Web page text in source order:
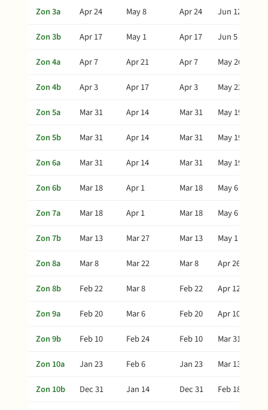
Zon 3a
Apr 24 May 8 Apr 24
Jun 12
Zon 3b
Apr 17 May 1 Apr 17
Jun 5
Zon 4a
Apr 7 Apr 21 Apr 7
May 26
Zon 4b
Apr 3 Apr 17 Apr 3
May 22
Zon 5a
Mar 31 Apr 14 Mar 31
May 19
Zon 5b
Mar 31 Apr 14 Mar 31
May 19
Zon 6a
Mar 31 Apr 14 Mar 31
May 19
Zon 6b
Mar 18 Apr 1 Mar 18
May 6
Zon 7a
Mar 18 Apr 1 Mar 18
May 6
Zon 7b
Mar 13 Mar 27 Mar 13
May 1
Zon 8a
Mar 8 Mar 22 Mar 8
Apr 26
Zon 8b
Feb 22 Mar 8 Feb 22
Apr 12
Zon 9a
Feb 20 Mar 6 Feb 20
Apr 10
Zon 9b
Feb 10 Feb 24 Feb 10
Mar 31
Zon 10a
Jan 23 Feb 6 Jan 23
Mar 13
Zon 10b
Dec 31 Jan 14 Dec 31
Feb 18